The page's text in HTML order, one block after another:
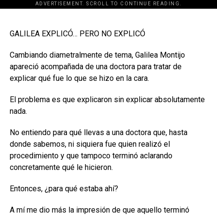
ADVERTISEMENT. SCROLL TO CONTINUE READING.
[adsforwp id="243463"]
GALILEA EXPLICÓ… PERO NO EXPLICÓ
Cambiando diametralmente de tema, Galilea Montijo
apareció acompañada de una doctora para tratar de
explicar qué fue lo que se hizo en la cara.
El problema es que explicaron sin explicar absolutamente
nada.
No entiendo para qué llevas a una doctora que, hasta
donde sabemos, ni siquiera fue quien realizó el
procedimiento y que tampoco terminó aclarando
concretamente qué le hicieron.
Entonces, ¿para qué estaba ahí?
A mí me dio más la impresión de que aquello terminó